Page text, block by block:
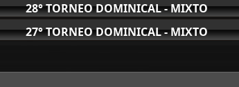
28° TORNEO DOMINICAL - MIXTO
27° TORNEO DOMINICAL - MIXTO